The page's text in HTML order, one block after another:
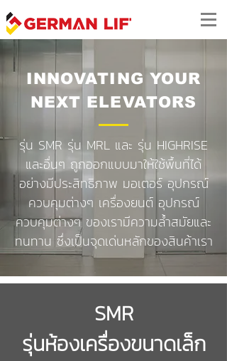
INNOVATING YOUR
NEXT ELEVATORS
รุ่น SMR รุ่น MRL และ รุ่น HIGHRISE
และอื่นๆ ถูกออกแบบมาให้ใช้พื้นที่ได้
อย่างมีประสิทธิภาพ มอเตอร์ อุปกรณ์
ควบคุมต่างๆ เครื่องยนต์ อุปกรณ์
ควบคุมต่างๆ ของเรามีความล้ำสมัยและ
ทนทาน ซึ่งเป็นจุดเด่นหลักของสินค้าเรา
SMR
รุ่นห้องเครื่องขนาดเล็ก